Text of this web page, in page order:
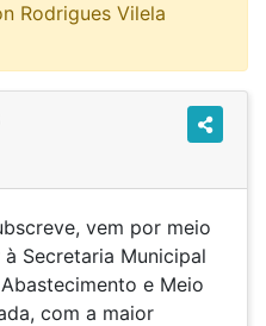
Rodrigues Vilela
vem por meio
Secretaria Municipal
e Meio
com a maior